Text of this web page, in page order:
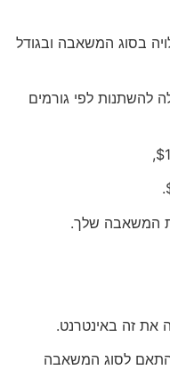
בסוג המשאבה ובגודל
להשתנות לפי גורמים
המשאבה שלך.
את זה באינטרנט.
לסוג המשאבה